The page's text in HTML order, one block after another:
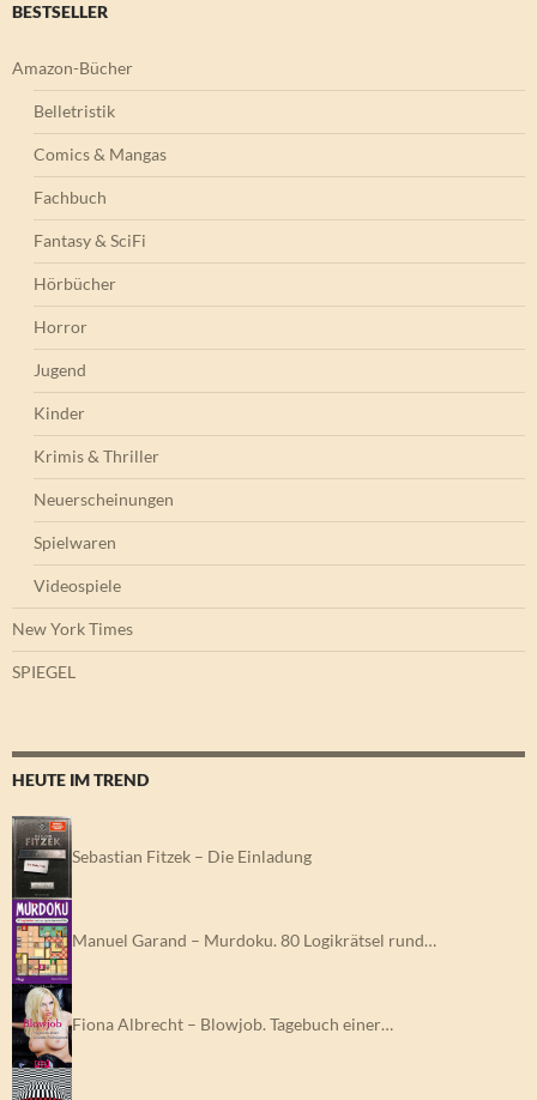
BESTSELLER
Amazon-Bücher
Belletristik
Comics & Mangas
Fachbuch
Fantasy & SciFi
Hörbücher
Horror
Jugend
Kinder
Krimis & Thriller
Neuerscheinungen
Spielwaren
Videospiele
New York Times
SPIEGEL
HEUTE IM TREND
Sebastian Fitzek – Die Einladung
Manuel Garand – Murdoku. 80 Logikrätsel rund…
Fiona Albrecht – Blowjob. Tagebuch einer…